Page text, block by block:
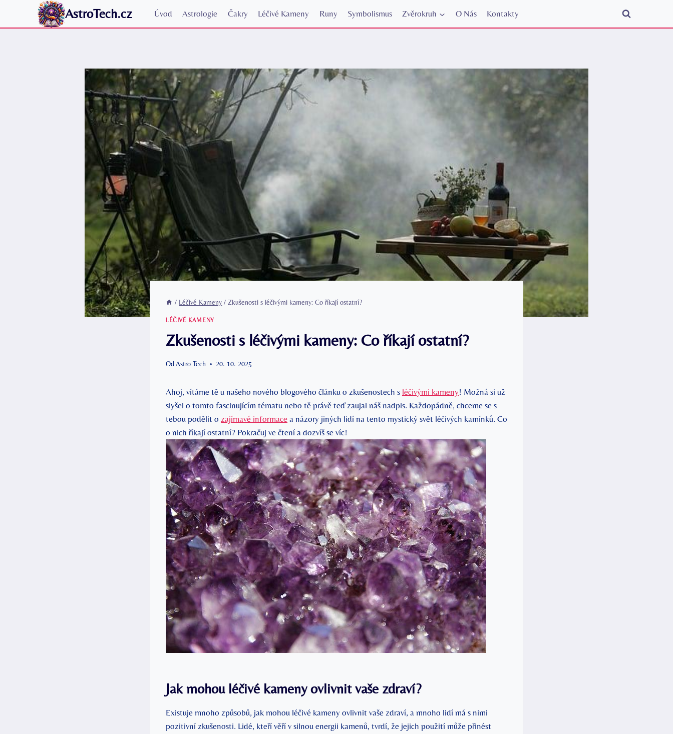
AstroTech.cz Úvod Astrologie Čakry Léčivé Kameny Runy Symbolismus Zvěrokruh O Nás Kontakty
/ Léčivé Kameny / Zkušenosti s léčivými kameny: Co říkají ostatní?
LÉČIVÉ KAMENY
Zkušenosti s léčivými kameny: Co říkají ostatní?
OdAstro Tech 20. 10. 2025
Ahoj, vítáme tě u našeho nového blogového článku o zkušenostech s léčivými kameny! Možná si už
slyšel o tomto fascinujícím tématu nebo tě právě teď zaujal náš nadpis. Každopádně, chceme se s
tebou podělit o zajímavé informace a názory jiných lidí na tento mystický svět léčivých kamínků. Co
o nich říkají ostatní? Pokračuj ve čtení a dozvíš se víc!
Jak mohou léčivé kameny ovlivnit vaše zdraví?
Existuje mnoho způsobů, jak mohou léčivé kameny ovlivnit vaše zdraví, a mnoho lidí má s nimi
pozitivní zkušenosti. Lidé, kteří věří v silnou energii kamenů, tvrdí, že jejich použití může přinést